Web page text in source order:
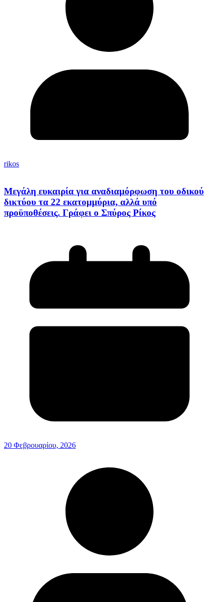
rikos
Μεγάλη ευκαιρία για αναδιαμόρφωση του οδικού
δικτύου τα 22 εκατομμύρια, αλλά υπό
προϋποθέσεις. Γράφει ο Σπύρος Ρίκος
20 Φεβρουαρίου, 2026